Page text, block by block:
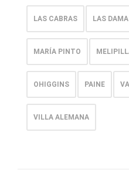
LAS CABRAS LAS
MARÍA PINTO
OHIGGINS PAINE
VILLA ALEMANA